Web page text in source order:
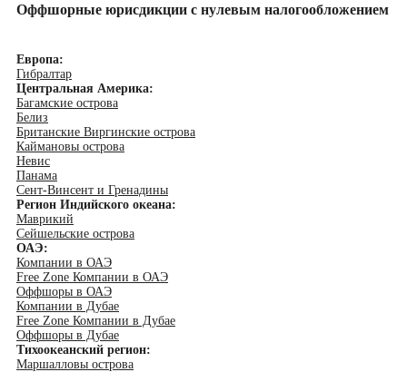
Оффшорные юрисдикции с нулевым налогообложением
Европа:
Гибралтар
Центральная Америка:
Багамские острова
Белиз
Британские Виргинские острова
Каймановы острова
Невис
Панама
Сент-Винсент и Гренадины
Регион Индийского океана:
Маврикий
Сейшельские острова
ОАЭ:
Компании в ОАЭ
Free Zone Компании в ОАЭ
Оффшоры в ОАЭ
Компании в Дубае
Free Zone Компании в Дубае
Оффшоры в Дубае
Тихоокеанский регион:
Маршалловы острова